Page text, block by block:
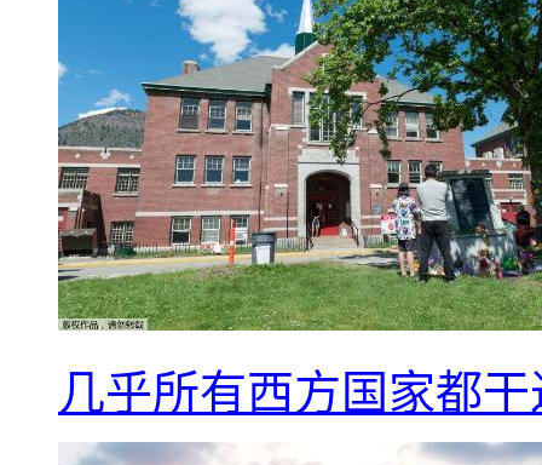
几乎所有西方国家都